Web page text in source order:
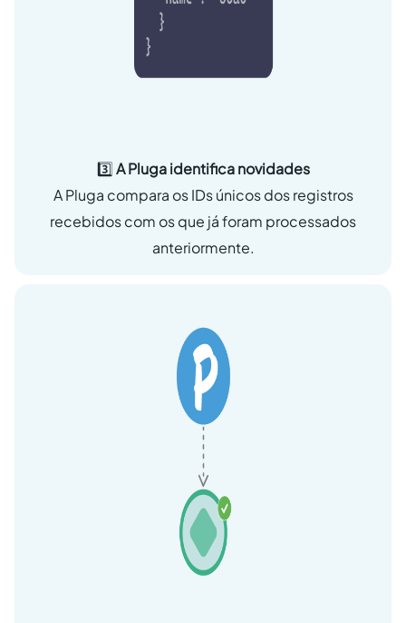
3️⃣A Pluga identifica novidades
A Pluga compara os IDs únicos dos registros
recebidos com os que já foram processados
anteriormente.